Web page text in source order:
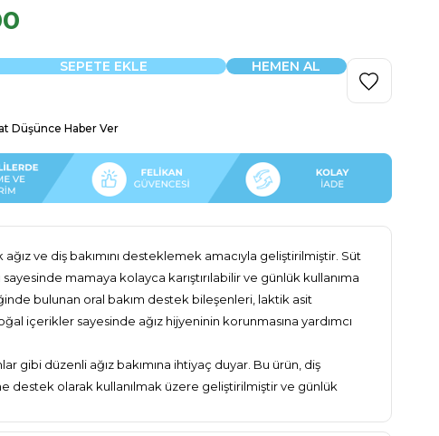
Düşünce Haber Ver
ve diş bakımını desteklemek amacıyla geliştirilmiştir. Süt
mamaya kolayca karıştırılabilir ve günlük kullanıma
bulunan oral bakım destek bileşenleri, laktik asit
içerikler sayesinde ağız hijyeninin korunmasına yardımcı
gibi düzenli ağız bakımına ihtiyaç duyar. Bu ürün, diş
destek olarak kullanılmak üzere geliştirilmiştir ve günlük